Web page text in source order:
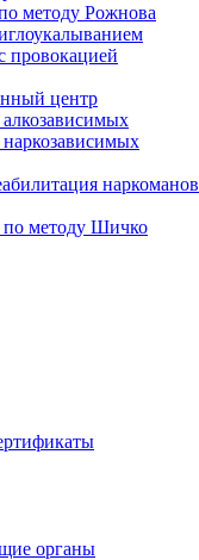
методу Рожнова
провокацией
центр
наркоманов
по методу Шичко
органы